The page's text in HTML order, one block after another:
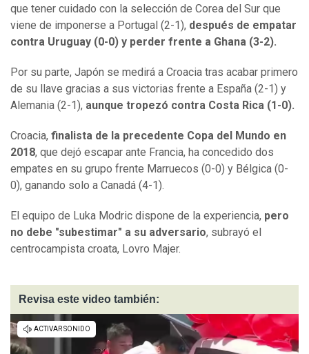
que tener cuidado con la selección de Corea del Sur que
viene de imponerse a Portugal (2-1), después de empatar
contra Uruguay (0-0) y perder frente a Ghana (3-2).
Por su parte, Japón se medirá a Croacia tras acabar primero
de su llave gracias a sus victorias frente a España (2-1) y
Alemania (2-1), aunque tropezó contra Costa Rica (1-0).
Croacia, finalista de la precedente Copa del Mundo en
2018, que dejó escapar ante Francia, ha concedido dos
empates en su grupo frente Marruecos (0-0) y Bélgica (0-
0), ganando solo a Canadá (4-1).
El equipo de Luka Modric dispone de la experiencia, pero
no debe "subestimar" a su adversario, subrayó el
centrocampista croata, Lovro Majer.
Revisa este video también: